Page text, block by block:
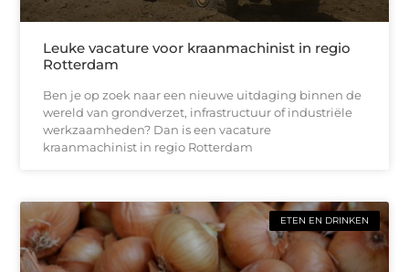
Leuke vacature voor kraanmachinist in regio
Rotterdam
Ben je op zoek naar een nieuwe uitdaging binnen de
wereld van grondverzet, infrastructuur of industriële
werkzaamheden? Dan is een vacature
kraanmachinist in regio Rotterdam
ETEN EN DRINKEN